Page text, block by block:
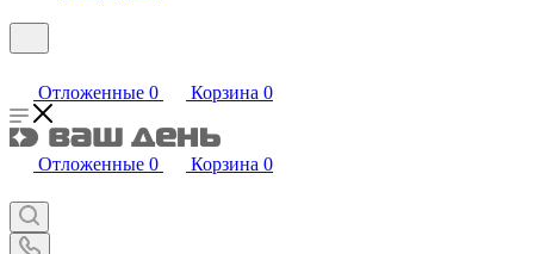
Отложенные 0 Корзина 0
Отложенные 0 Корзина 0